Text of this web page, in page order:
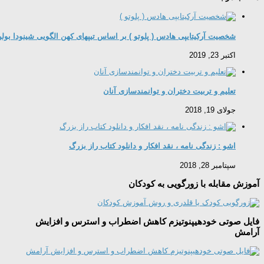
شخصیت آرکیتایپی هادس ( پلوتو ) بر اساس تیپهای کهن الگویی شینودا
اکتبر 23, 2019
تعلیم و تربیت دختران و توانمندسازی آنان
جولای 19, 2018
اشو : زندگی نامه ، نقد افکار و دانلود کتاب راز بزرگ
سپتامبر 28, 2018
آموزش مقابله با زورگویی به کودکان
فایل صوتی خودهیپنوتیزم کاهش اضطراب و استرس و افزایش
آرامش